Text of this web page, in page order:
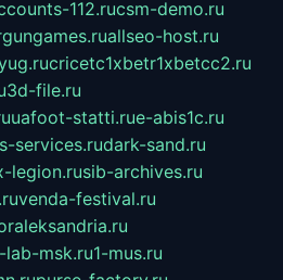
112.rucsm-demo.ru
allseo-host.ru
cricetc1xbetr1xbetcc2.ru
3d-file.ru
uafoot-statti.rue-abis1c.ru
services.rudark-sand.ru
legion.rusib-archives.ru
venda-festival.ru
lab-msk.ru1-mus.ru